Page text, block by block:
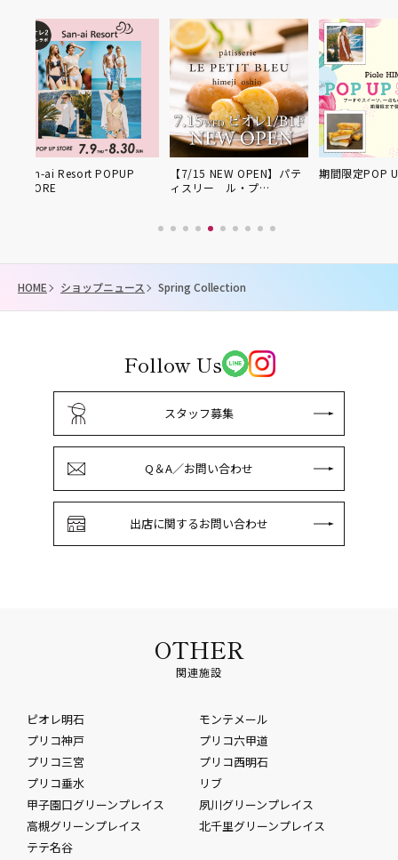
【7/15 NEW OPEN】パテ
ィスリー ル・プ…
期間限定POP UP SHOP
屋上広場
HOME ショップニュース Spring Collection
Follow Us
スタッフ募集
Q＆A／お問い合わせ
出店に関するお問い合わせ
OTHER
関連施設
ピオレ明石
モンテメール
プリコ神戸
プリコ六甲道
プリコ三宮
プリコ西明石
プリコ垂水
リブ
甲子園口グリーンプレイス
夙川グリーンプレイス
高槻グリーンプレイス
北千里グリーンプレイス
テテ名谷